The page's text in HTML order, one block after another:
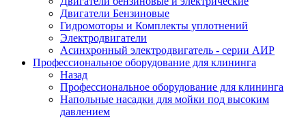
Двигатели Бензиновые
Гидромоторы и Комплекты уплотнений
Электродвигатели
Асинхронный электродвигатель - серии АИР
Профессиональное оборудование для клининга
Назад
Профессиональное оборудование для клининга
Напольные насадки для мойки под высоким
давлением